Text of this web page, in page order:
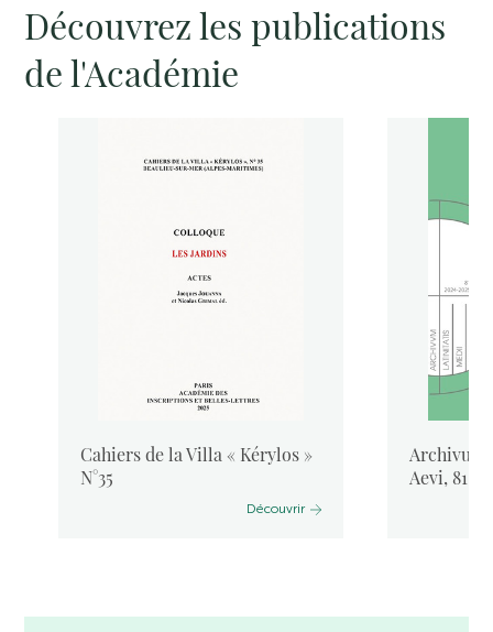
Découvrez les publications
de l'Académie
Cahiers de la Villa « Kérylos »
N°35
Découvrir
Aevi, 81,